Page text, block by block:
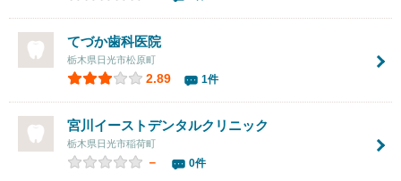
てづか歯科医院
栃木県日光市松原町
2.89 1件
宮川イーストデンタルクリニック
栃木県日光市稲荷町
－ 0件